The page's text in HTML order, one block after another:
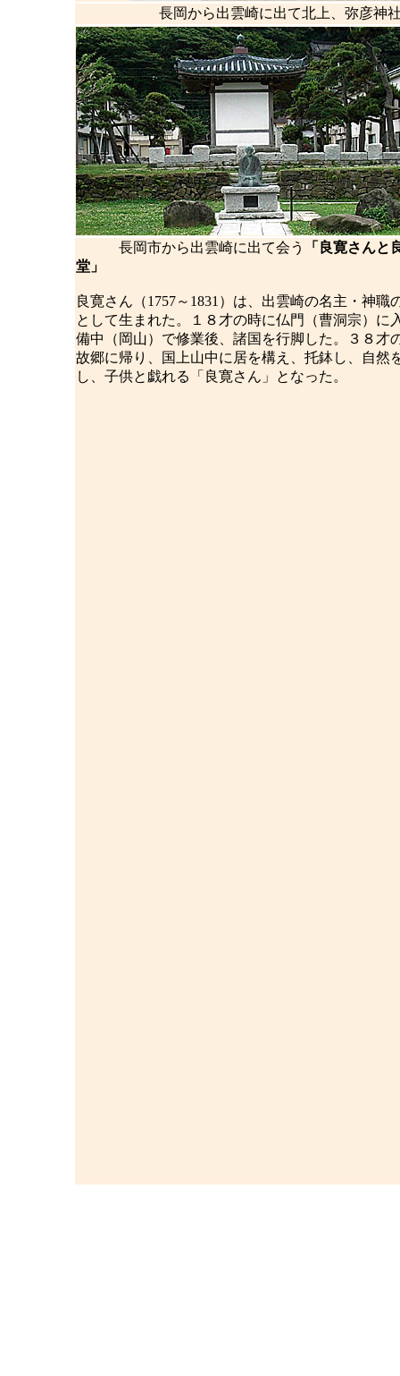
長岡から出雲崎に出て北上、弥彦神
長岡市から出雲崎に出て会う
「良寛さんと
堂」
良寛さん（1757～1831）は、出雲崎の名主・神職
として生まれた。１８才の時に仏門（曹洞宗）に
備中（岡山）で修業後、諸国を行脚した。３８才
故郷に帰り、国上山中に居を構え、托鉢し、自然
し、子供と戯れる「良寛さん」となった。